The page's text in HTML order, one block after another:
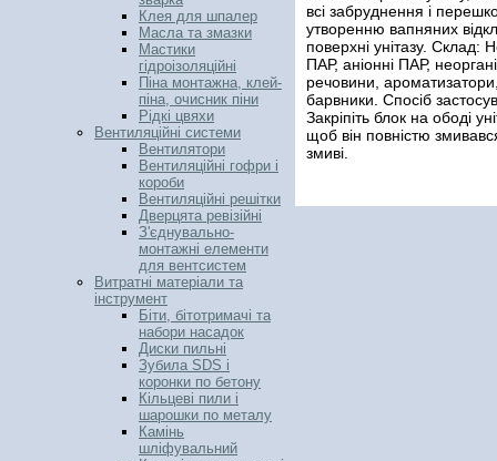
Клея для шпалер
Масла та змазки
Мастики
гідроізоляційні
Піна монтажна, клей-
піна, очисник піни
Рідкі цвяхи
Вентиляційні системи
Вентилятори
Вентиляційні гофри і
короби
Вентиляційні решітки
Дверцята ревізійні
З'єднувально-
монтажні елементи
для вентсистем
Витратні матеріали та
інструмент
Біти, бітотримачі та
набори насадок
Диски пильні
Зубила SDS і
коронки по бетону
Кільцеві пили і
шарошки по металу
Камінь
шліфувальний
всі забруднення і
утворенню вапняних
поверхні унітазу. Склад:
ПАР, аніонні ПАР,
речовини,
барвники. Спосіб
Закріпіть блок на ободі
щоб він повністю
змиві.